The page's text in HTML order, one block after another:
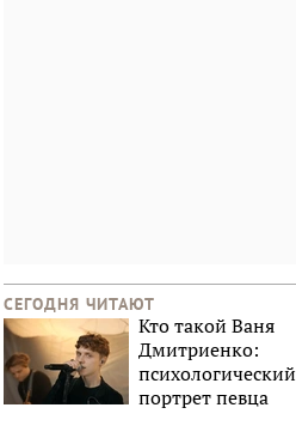
СЕГОДНЯ ЧИТАЮТ
Кто такой Ваня
Дмитриенко:
психологический
портрет певца